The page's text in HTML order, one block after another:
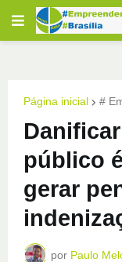
Página inicial #
público
gerar
por Paulo